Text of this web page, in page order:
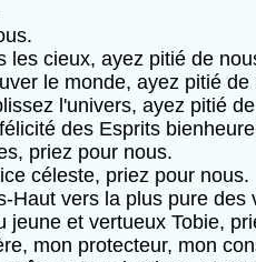
les cieux, ayez pitié de
le monde, ayez pitié de
l'univers, ayez pitié
des Esprits
priez pour nous.
céleste, priez pour nous.
Haut vers la plus pure des
jeune et vertueux Tobie,
mon protecteur, mon